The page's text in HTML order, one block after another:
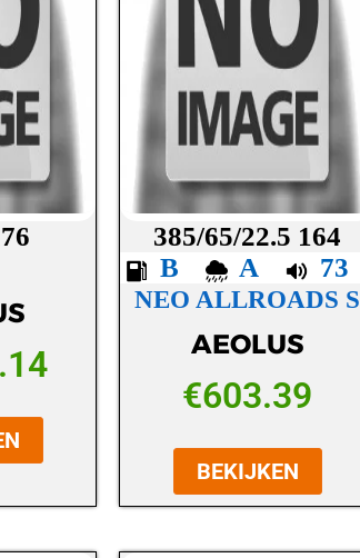
385/65/22.5 164
B
A 73
NEO ALLROADS S
AEOLUS
€603.39
BEKIJKEN